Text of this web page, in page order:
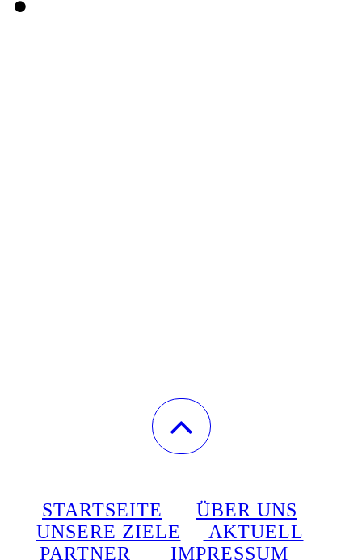
STARTSEITE
ÜBER UNS
UNSERE ZIELE
AKTUELL
PARTNER
IMPRESSUM